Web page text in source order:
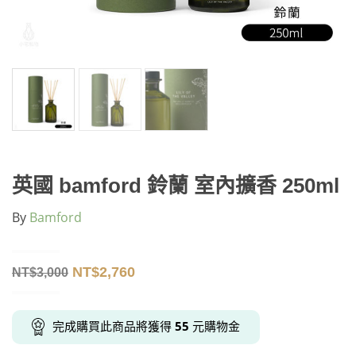
英國 bamford 鈴蘭 室內擴香 250ml
By Bamford
NT$3,000 NT$2,760
完成購買此商品將獲得 55 元購物金